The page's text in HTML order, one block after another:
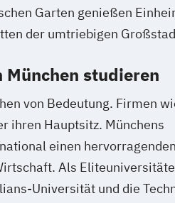
Garten genießen
der umtriebigen
studieren
von Bedeutung. Firmen
ihren Hauptsitz. Münchens
einen
Als
Universität und die